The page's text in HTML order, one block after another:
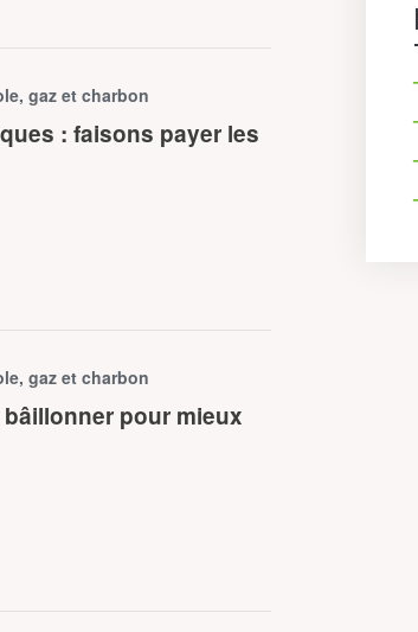
gaz et charbon
: faisons payer les
gaz et charbon
pour mieux